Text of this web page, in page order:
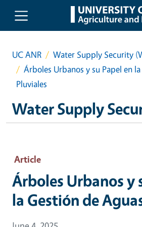
Skip to main content
UC ANR
Water Supply Security
Árboles Urbanos y su Papel en
Pluviales
Water Supply
Article
Árboles Urbanos y
la Gestión de